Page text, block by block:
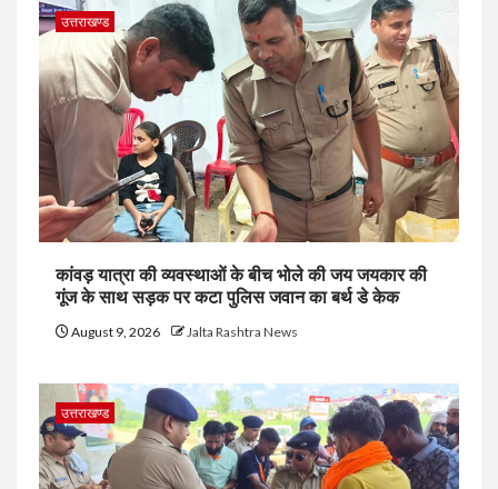
उत्तराखण्ड
कांवड़ यात्रा की व्यवस्थाओं के बीच भोले की जय जयकार की
गूंज के साथ सड़क पर कटा पुलिस जवान का बर्थ डे केक
August 9, 2026 Jalta Rashtra News
उत्तराखण्ड